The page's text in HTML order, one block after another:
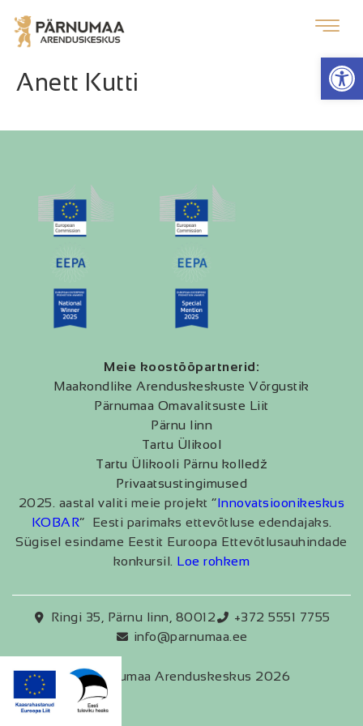
Anett Kutti
Meie koostööpartnerid:
Maakondlike Arenduskeskuste Võrgustik
Pärnumaa Omavalitsuste Liit
Pärnu linn
Tartu Ülikool
Tartu Ülikooli Pärnu kolledž
Privaatsustingimused
2025. aastal valiti meie projekt “Innovatsioonikeskus
KOBAR” Eesti parimaks ettevõtluse edendajaks.
Sügisel esindame Eestit Euroopa Ettevõtlusauhindade
konkursil. Loe rohkem
Ringi 35, Pärnu linn, 80012
+372 5551 7755
info@parnumaa.ee
Pärnumaa Arenduskeskus 2026